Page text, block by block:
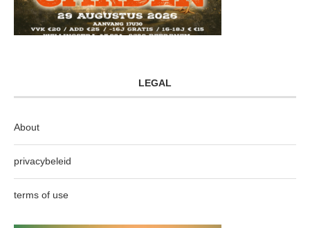
LEGAL
About
privacybeleid
terms of use